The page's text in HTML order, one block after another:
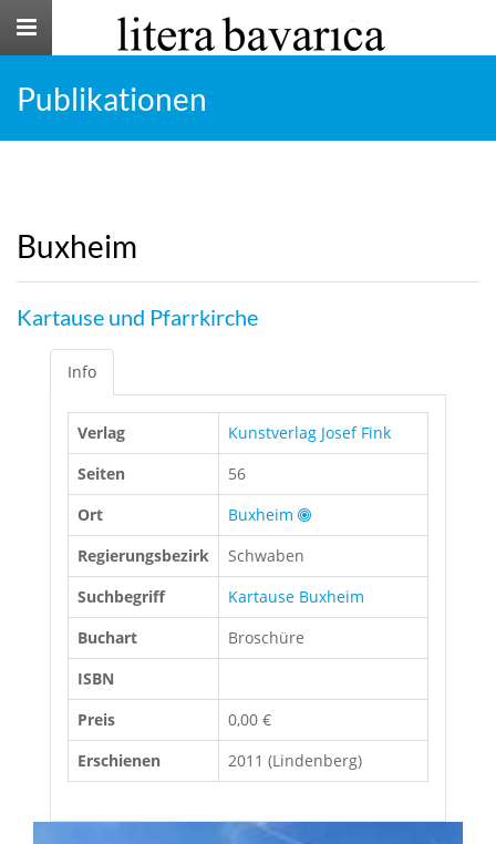
Toggle
Publikationen
Buxheim
Kartause und Pfarrkirche
Info
Verlag
Kunstverlag Josef Fink
Seiten
56
Ort
Buxheim
Regierungsbezirk
Schwaben
Suchbegriff
Kartause Buxheim
Buchart
Broschüre
ISBN
Preis
0,00 €
Erschienen
2011 (Lindenberg)